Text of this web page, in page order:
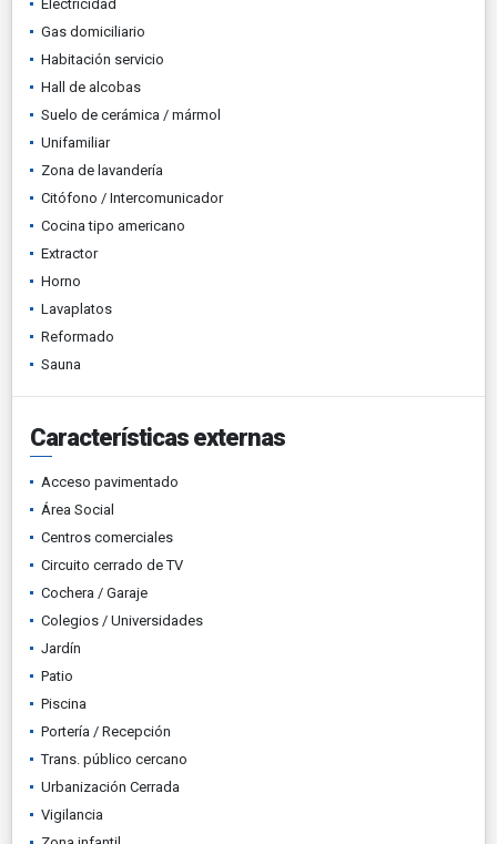
Electricidad
Gas domiciliario
Habitación servicio
Hall de alcobas
Suelo de cerámica / mármol
Unifamiliar
Zona de lavandería
Citófono / Intercomunicador
Cocina tipo americano
Extractor
Horno
Lavaplatos
Reformado
Sauna
Características externas
Acceso pavimentado
Área Social
Centros comerciales
Circuito cerrado de TV
Cochera / Garaje
Colegios / Universidades
Jardín
Patio
Piscina
Portería / Recepción
Trans. público cercano
Urbanización Cerrada
Vigilancia